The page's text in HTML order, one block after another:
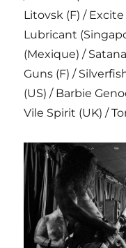
Litovsk (F) /
Lubricant
(Mexique) /
Guns (F) /
(US) / Barbie
Vile Spirit (UK) /